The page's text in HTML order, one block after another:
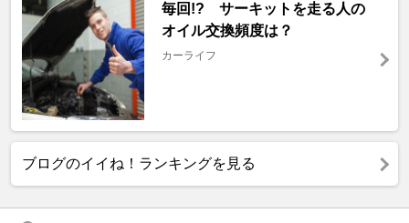
毎回!? サーキットを走る人の
オイル交換頻度は？
カーライフ
ブログのイイね！ランキングを見る